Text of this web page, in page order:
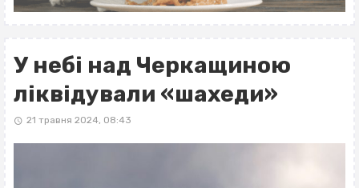
У небі над Черкащиною
ліквідували «шахеди»
21 травня 2024, 08:43